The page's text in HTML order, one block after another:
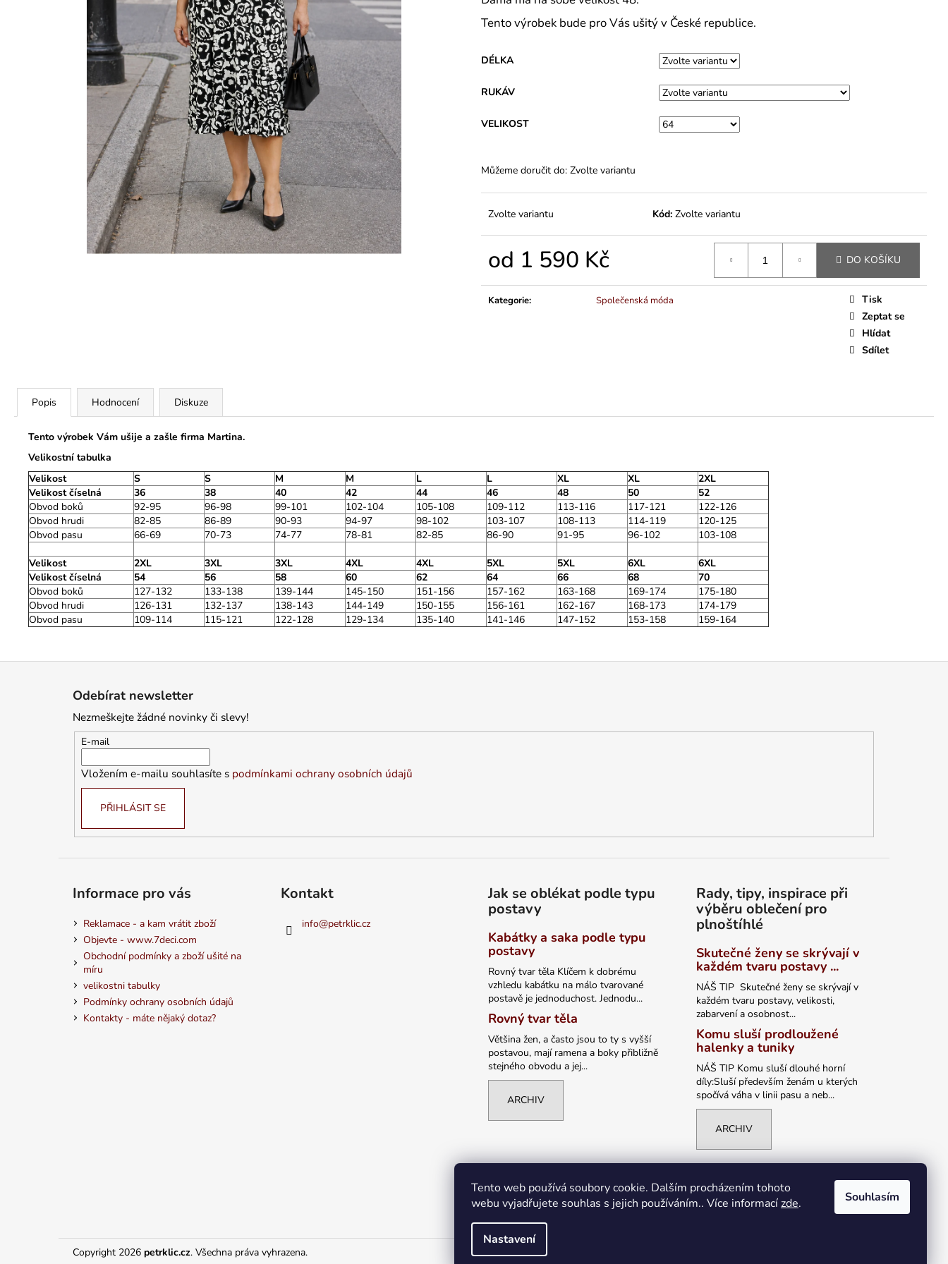
Tento web používá soubory cookie. Dalším procházením tohoto
webu vyjadřujete souhlas s jejich používáním.. Více informacízde.
Nastavení
Souhlasím
Tento výrobek bude pro Vás ušitý v České republice.
DÉLKA
RUKÁV
VELIKOST
Můžeme doručit do: Zvolte variantu
Zvolte variantu Kód: Zvolte variantu
od 1 590 Kč DO KOŠÍKU
Kategorie: Společenská móda
Tisk
Zeptat se
Hlídat
Sdílet
Popis Hodnocení Diskuze
Tento výrobek Vám ušije a zašle firma Martina.
Velikostní tabulka
Velikost
S S M M L L XL XL
2XL
Velikost číselná
36 38 40 42 44 46 48 50
52
Obvod boků
92-95 96-98 99-101 102-104 105-108 109-112 113-116 117-121
122-126
Obvod hrudi
82-85 86-89 90-93 94-97 98-102 103-107 108-113 114-119
120-125
Obvod pasu
66-69 70-73 74-77 78-81 82-85 86-90 91-95 96-102 103-108
Velikost 2XL 3XL 3XL 4XL 4XL 5XL 5XL 6XL
6XL
Velikost číselná
54 56 58 60 62 64 66 68
70
Obvod boků
127-132 133-138 139-144 145-150 151-156 157-162 163-168 169-174
175-180
Obvod hrudi
126-131 132-137 138-143 144-149 150-155 156-161 162-167 168-173
174-179
Obvod pasu
109-114 115-121 122-128 129-134 135-140 141-146 147-152 153-158 159-164
1 290 Kč
839 Kč
Odebírat newsletter
Nezmeškejte žádné novinky či slevy!
E-mail
Vložením e-mailu souhlasíte s podmínkami ochrany osobních údajů
PŘIHLÁSIT SE
Informace pro vás
Reklamace - a kam vrátit zboží
Objevte - www.7deci.com
Obchodní podmínky a zboží ušité na
míru
velikostni tabulky
Podmínky ochrany osobních údajů
Kontakty - máte nějaký dotaz?
Kontakt
info@petrklic.cz
Jak se oblékat podle typu
postavy
Kabátky a saka podle typu
postavy
Rovný tvar těla Klíčem k dobrému
vzhledu kabátku na málo tvarované
postavě je jednoduchost. Jednodu...
Rovný tvar těla
Většina žen, a často jsou to ty s vyšší
postavou, mají ramena a boky přibližně
stejného obvodu a jej...
ARCHIV
Rady, tipy, inspirace při
výběru oblečení pro
plnoštíhlé
Skutečné ženy se skrývají v
každém tvaru postavy ...
NÁŠ TIP Skutečné ženy se skrývají v
každém tvaru postavy, velikosti,
zabarvení a osobnost...
Komu sluší prodloužené
halenky a tuniky
NÁŠ TIP Komu sluší dlouhé horní
díly:Sluší především ženám u kterých
spočívá váha v linii pasu a neb...
ARCHIV
Copyright 2026 petrklic.cz. Všechna práva vyhrazena.